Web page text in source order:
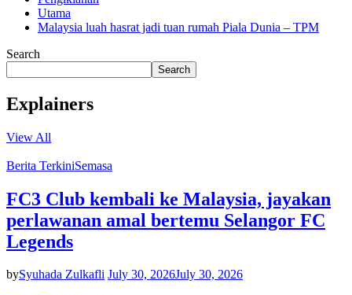
Utama
Malaysia luah hasrat jadi tuan rumah Piala Dunia – TPM
Search
Search
Explainers
View All
Berita TerkiniSemasa
FC3 Club kembali ke Malaysia, jayakan
perlawanan amal bertemu Selangor FC
Legends
bySyuhada Zulkafli July 30, 2026July 30, 2026